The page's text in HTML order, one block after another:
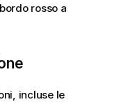
rosso a
incluse le